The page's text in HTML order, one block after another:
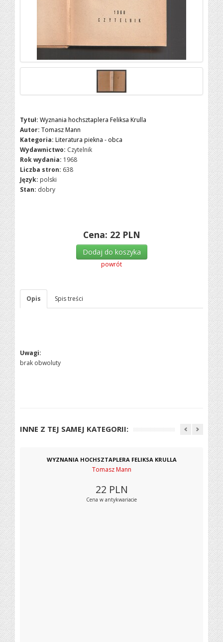
Tytuł: Wyznania hochsztaplera Feliksa Krulla
Autor: Tomasz Mann
Kategoria: Literatura piekna - obca
Wydawnictwo: Czytelnik
Rok wydania: 1968
Liczba stron: 638
Język: polski
Stan: dobry
Cena: 22 PLN
Dodaj do koszyka
powrót
Opis Spis treści
Uwagi:
brak obwoluty
INNE Z TEJ SAMEJ KATEGORII:
WYZNANIA HOCHSZTAPLERA FELIKSA KRULLA
Tomasz Mann
22 PLN
Cena w antykwariacie